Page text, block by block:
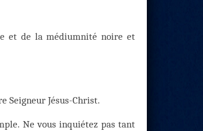
et de la médiumnité noire et
Seigneur Jésus-Christ.
Ne vous inquiétez pas tant